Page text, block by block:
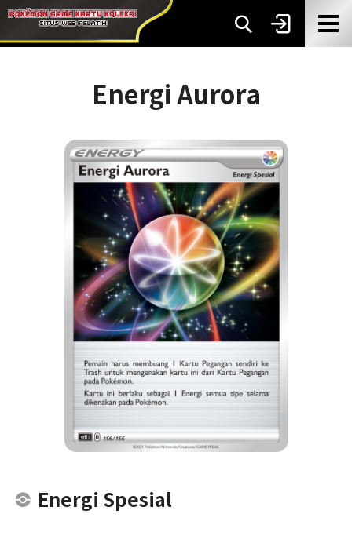
Energi Aurora
Energi Spesial